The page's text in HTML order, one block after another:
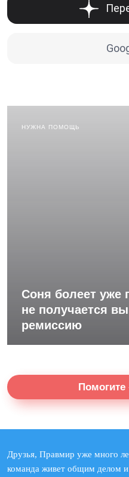
НУЖНА ПОМОЩЬ
Соня болеет уже
не получается
ремиссию
Друзья, Правмир уже много
команда живет общим делом